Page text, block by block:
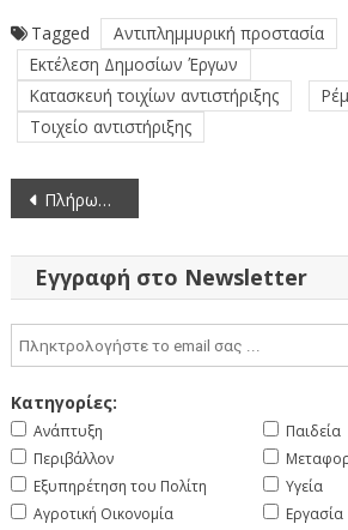
Tagged Αντιπλημμυρική προστασία
Εκτέλεση Δημοσίων Έργων
Κατασκευή τοιχίων αντιστήριξης
Τοιχείο αντιστήριξης
Πλοήγηση
άρθρων
Πλήρωση μίας (1) θέσης Επιστημονικού Συνεργάτη του Θεματικού Αντιπεριφερειάρχη Πολιτικής Προστασίας, Κλιματικής Κρίσης και Π.ΑΜ.-Π.Σ.Ε.Α.
Εγγραφή στο Newsletter
Κατηγορίες:
Ανάπτυξη
Περιβάλλον
Εξυπηρέτηση του Πολίτη
Αγροτική Οικονομία
Παιδεία
Υγεία
Εργασία